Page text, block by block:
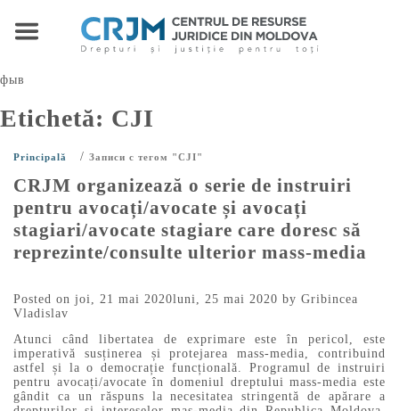
фыв
Etichetă: CJI
Principală / Записи с тегом "CJI"
CRJM organizează o serie de instruiri
pentru avocați/avocate și avocați
stagiari/avocate stagiare care doresc să
reprezinte/consulte ulterior mass-media
Posted on joi, 21 mai 2020luni, 25 mai 2020 by Gribincea
Vladislav
Atunci când libertatea de exprimare este în pericol, este
imperativă susținerea și protejarea mass-media, contribuind
astfel și la o democrație funcțională. Programul de instruiri
pentru avocați/avocate în domeniul dreptului mass-media este
gândit ca un răspuns la necesitatea stringentă de apărare a